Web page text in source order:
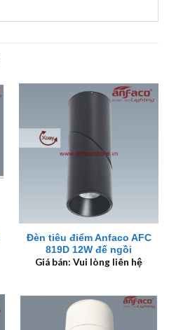
Đèn tiêu điểm Anfaco AFC
819D 12W đế ngồi
Giá bán: Vui lòng liên hệ